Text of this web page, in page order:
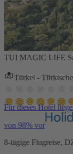
TUI MAGIC LIFE
Türkei -
Für dieses Hotel
von 98% vor
8-tägige Flugreise,